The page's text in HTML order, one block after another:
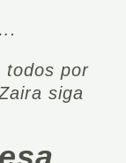
todos por
siga